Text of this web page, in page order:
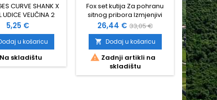
CURVE SHANK X
UDICE VELIČINA 2
ZA TEŽE UVJETE
IZUZETNO SNAŽNA
IZRAĐENA OD
PREKRIVENA
10 KOMADA
PAKOVANJU
Cijena
5,25 €
u košaricu
Na skladištu
Fox set kutija Za pohranu
sitnog pribora Izmjenjivi
razdjeljnici omogućuju
promjenu veličine odjeljaka
Sadrže više manjih kutijica
Veličina: Medium (25 x 20.3 x
5 cm)
Cijena
26,44 € Standardna
cijena
33,05 €
 Dodaj u košaricu
 Zadnji artikli na
skladištu
Fox zig

